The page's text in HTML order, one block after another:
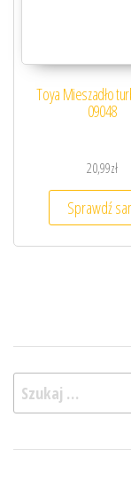
Toya Mieszadło
09048
20,99zł
Sprawdź
Szukaj: